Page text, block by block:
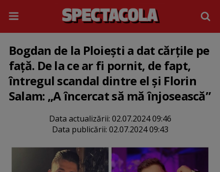
Bogdan de la Ploiești a dat cărțile pe
față. De la ce ar fi pornit, de fapt,
întregul scandal dintre el și Florin
Salam: „A încercat să mă înjosească”
Data actualizării: 02.07.2024 09:46
Data publicării: 02.07.2024 09:43